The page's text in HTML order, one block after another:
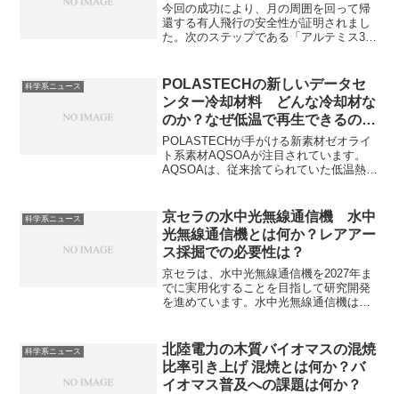
今回の成功により、月の周囲を回って帰
還する有人飛行の安全性が証明されまし
た。次のステップである「アルテミス3」
か、アルテミス3とは何か知ることができ
ます。
科学系ニュース
POLASTECHの新しいデータセ
ンター冷却材料 どんな冷却材な
のか？なぜ低温で再生できるの
か？
POLASTECHが手がける新素材ゼオライ
ト系素材AQSOAが注目されています。
AQSOAは、従来捨てられていた低温熱源
されています。ゼオライトとは何か、な
ぜ低温で再生できるのかを知ることがで
きます。
科学系ニュース
京セラの水中光無線通信機 水中
光無線通信機とは何か？レアアー
ス採掘での必要性は？
京セラは、水中光無線通信機を2027年ま
でに実用化することを目指して研究開発
を進めています。水中光無線通信機は水
や緑のレーザー光を使用する理由やレア
アース採掘での応用例を知ることができ
ます。
科学系ニュース
北陸電力の木質バイオマスの混焼
比率引き上げ 混焼とは何か？バ
イオマス普及への課題は何か？